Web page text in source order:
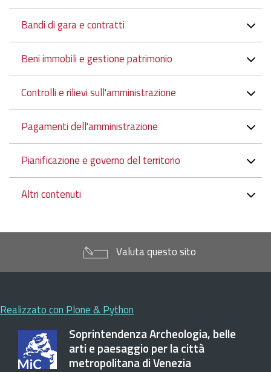
Bandi di gara e contratti
Beni immobili e gestione patrimonio
Controlli e rilievi sull'amministrazione
Pagamenti dell'amministrazione
Pianificazione e governo del territorio
Altri contenuti
Valuta questo sito
Realizzato con Plone & Python
Soprintendenza Archeologia, belle
arti e paesaggio per la città
metropolitana di Venezia